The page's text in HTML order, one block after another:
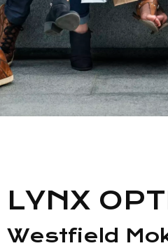
Lista
LYNX
Westfield